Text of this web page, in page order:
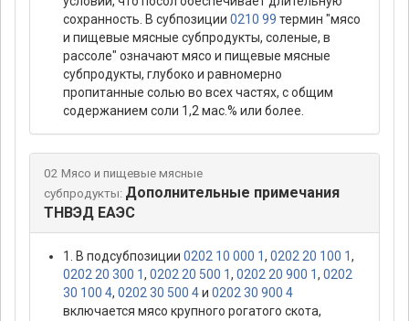
сохранность. В субпозиции 0210 99 термин "мясо
и пищевые мясные субпродукты, соленые, в
рассоле" означают мясо и пищевые мясные
субпродукты, глубоко и равномерно
пропитанные солью во всех частях, с общим
содержанием соли 1,2 мас.% или более.
02 Мясо и пищевые мясные
субпродукты: Дополнительные примечания
ТНВЭД ЕАЭС
1. В подсубпозиции 0202 10 000 1, 0202 20 100 1,
0202 20 300 1, 0202 20 500 1, 0202 20 900 1, 0202
30 100 4, 0202 30 500 4и 0202 30 900 4
включается мясо крупного рогатого скота,